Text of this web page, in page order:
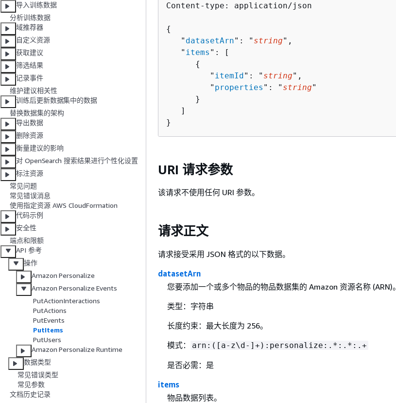
导入训练数据
分析训练数据
域推荐器
自定义资源
获取建议
筛选结果
记录事件
维护建议相关性
训练后更新数据集中的数据
替换数据集的架构
导出数据
删除资源
衡量建议的影响
对 OpenSearch 搜索结果进行个性化设置
标注资源
常见问题
常见错误消息
使用指定资源 AWS CloudFormation
代码示例
安全性
端点和限额
API 参考
操作
Amazon Personalize
Amazon Personalize Events
PutActionInteractions
PutActions
PutEvents
PutItems
PutUsers
Amazon Personalize Runtime
数据类型
常见错误类型
常见参数
文档历史记录
Content-type: application/json
{
   "
datasetArn": " string",
   "
items ": [
{
         "
itemId": " string",
         "
properties ": " string"
      }
   ]
}
URI 请求参数
该请求不使用任何 URI 参数。
请求正文
请求接受采用 JSON 格式的以下数据。
datasetArn
您要添加一个或多个物品的物品数据集的 Amazon 资源名称 (ARN)。
类型：字符串
长度约束：最大长度为 256。
模式：
arn:([a-z\d-]+):personalize:.*:.*:.+
是否必需：是
items
物品数据列表。